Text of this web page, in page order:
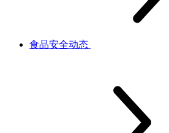
食品安全动态